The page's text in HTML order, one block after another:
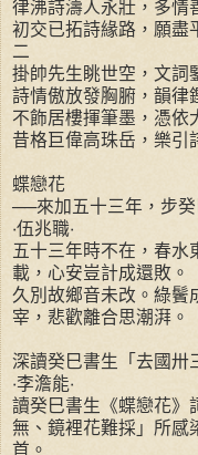
律沸詩濤人永壯，多情
初交已拓詩緣路，願盡
二
掛帥先生眺世空，文詞
詩情傲放發胸腑，韻律
不飾居樓揮筆墨，憑依
昔格巨偉高珠岳，樂引
蝶戀花
──來加五十三年，步癸
‧伍兆職‧
五十三年時不在，春水
載，心安豈計成還敗。
久別故鄉音未改。綠鬢
宰，悲歡離合思潮湃。
深讀癸巳書生「去國卅
‧李澹能‧
讀癸巳書生《蝶戀花》
無、鏡裡花難採」所感
首。